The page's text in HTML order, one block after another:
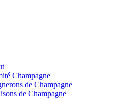
Champagne
de Champagne
de Champagne